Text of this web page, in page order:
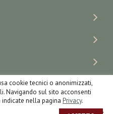
cookie tecnici o anonimizzati,
Navigando sul sito acconsenti
nella pagina Privacy.